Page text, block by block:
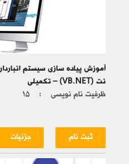
آموزش پیاده سازی سیستم
نت (VB.NET) – تکمیلی
ظرفیت نام نویسی : ۱۵
ثبت نام جزئیات